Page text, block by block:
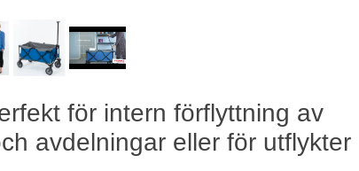
Se video
för intern förflyttning av
avdelningar eller för utflykter